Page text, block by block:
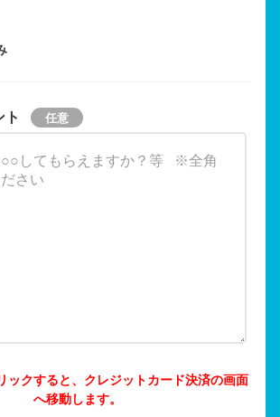
ックすると、クレジットカード決済の画面
へ移動します。